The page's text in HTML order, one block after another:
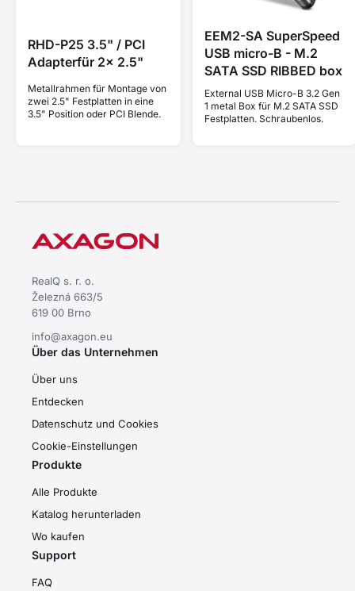
RHD-P25 3.5" / PCI
Adapterfür 2x 2.5"
Metallrahmen für Montage von
zwei 2.5" Festplatten in eine
3.5" Position oder PCI Blende.
EEM2-SA SuperSpeed
USB micro-B - M.2
SATA SSD RIBBED box
External USB Micro-B 3.2 Gen
1 metal Box für M.2 SATA SSD
Festplatten. Schraubenlos.
RealQ s. r. o.
Železná 663/5
619 00 Brno
info@axagon.eu
Über das Unternehmen
Über uns
Entdecken
Datenschutz und Cookies
Cookie-Einstellungen
Produkte
Alle Produkte
Katalog herunterladen
Wo kaufen
Support
FAQ